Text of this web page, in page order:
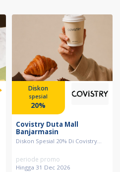
Diskon
spesial
20%
Covistry Duta Mall
Banjarmasin
Diskon Spesial 20% Di Covistry...
periode promo
Hingga 31 Dec 2026